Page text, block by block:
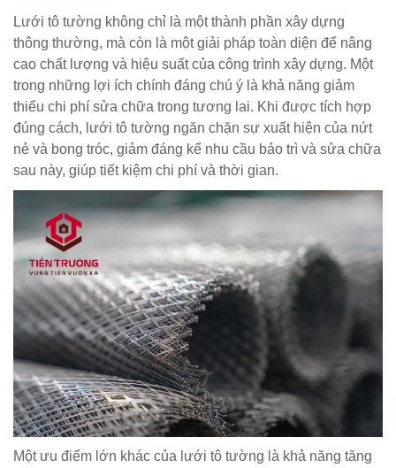
Lưới tô tường không chỉ là một thành phần xây dựng
thông thường, mà còn là một giải pháp toàn diện để nâng
cao chất lượng và hiệu suất của công trình xây dựng. Một
trong những lợi ích chính đáng chú ý là khả năng giảm
thiểu chi phí sửa chữa trong tương lai. Khi được tích hợp
đúng cách, lưới tô tường ngăn chặn sự xuất hiện của nứt
nẻ và bong tróc, giảm đáng kể nhu cầu bảo trì và sửa chữa
sau này, giúp tiết kiệm chi phí và thời gian.
Một ưu điểm lớn khác của lưới tô tường là khả năng tăng